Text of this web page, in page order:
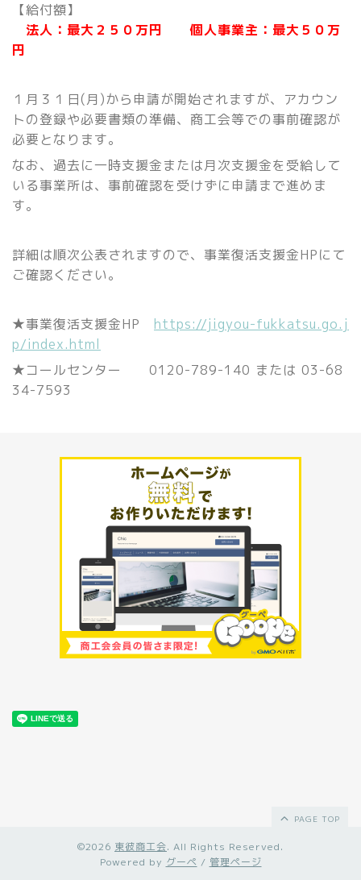
【給付額】
法人：最大２５０万円個人事業主：最大５０万
円
１月３１日(月)から申請が開始されますが、アカウン
トの登録や必要書類の準備、商工会等での事前確認が
必要となります。
なお、過去に一時支援金または月次支援金を受給して
いる事業所は、事前確認を受けずに申請まで進めま
す。
詳細は順次公表されますので、事業復活支援金HPにて
ご確認ください。
★事業復活支援金HP https://jigyou-fukkatsu.go.j
p/index.html
★コールセンター 0120-789-140 または 03-68
34-7593
PAGE TOP
©2026 東彼商工会. All Rights Reserved.
Powered by グーペ / 管理ページ